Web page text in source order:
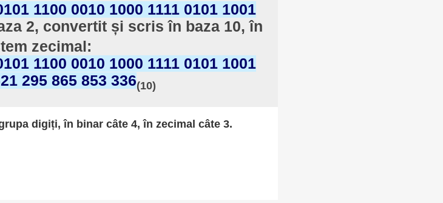
1100 0010 1000 1111 0101 1001
2, convertit și scris în baza 10, în
zecimal:
1100 0010 1000 1111 0101 1001
295 865 853 336(10)
digiți, în binar câte 4, în zecimal câte 3.